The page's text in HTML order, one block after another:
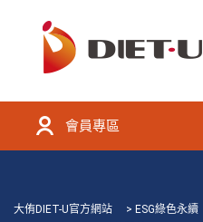
會員專區
大侑DIET-U官方網站 > ESG綠色永續